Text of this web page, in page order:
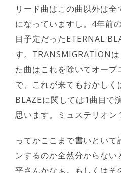
リード曲はこの曲以外は
になっていますし。4年前
目予定だったETERNAL
す。TRANSMIGRATION
た曲はこれを除いてオー
で、これが来てもおかしく
BLAZEに関しては1曲目で
思います。ミュステリオン
ってかここまで書いといて
ンするのか全然分からな
平さんかなぁ。もしくはそ